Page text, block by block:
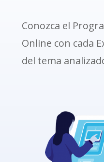
Conozca el
Online con cada
del tema